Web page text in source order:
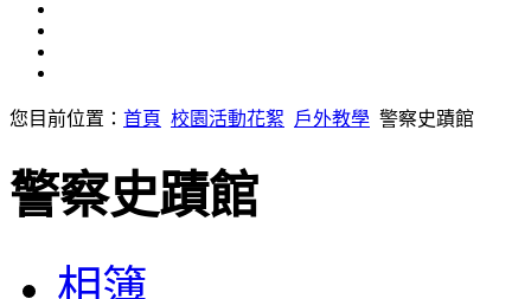
您目前位置： 首頁 校園活動花絮 戶外教學 警察史蹟館
警察史蹟館
相簿